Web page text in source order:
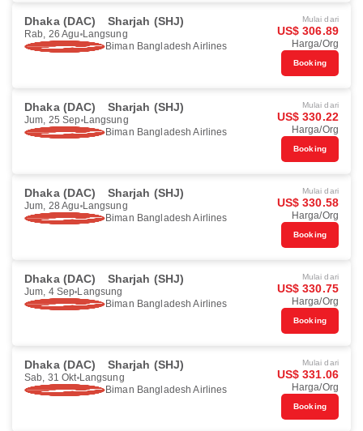
Dhaka (DAC) Sharjah (SHJ)
Rab, 26 Agu Langsung
Biman Bangladesh Airlines
Mulai dari
US$ 306.89
Harga/Org
Booking
Dhaka (DAC) Sharjah (SHJ)
Jum, 25 Sep Langsung
Biman Bangladesh Airlines
Mulai dari
US$ 330.22
Harga/Org
Booking
Dhaka (DAC) Sharjah (SHJ)
Jum, 28 Agu Langsung
Biman Bangladesh Airlines
Mulai dari
US$ 330.58
Harga/Org
Booking
Dhaka (DAC) Sharjah (SHJ)
Jum, 4 Sep Langsung
Biman Bangladesh Airlines
Mulai dari
US$ 330.75
Harga/Org
Booking
Dhaka (DAC) Sharjah (SHJ)
Sab, 31 Okt Langsung
Biman Bangladesh Airlines
Mulai dari
US$ 331.06
Harga/Org
Booking